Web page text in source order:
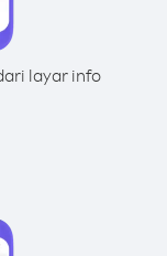
layar info